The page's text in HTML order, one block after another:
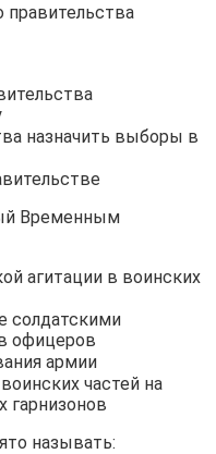
назначить выборы в
Временным
агитации в воинских
солдатскими
офицеров
армии
частей на
называть: